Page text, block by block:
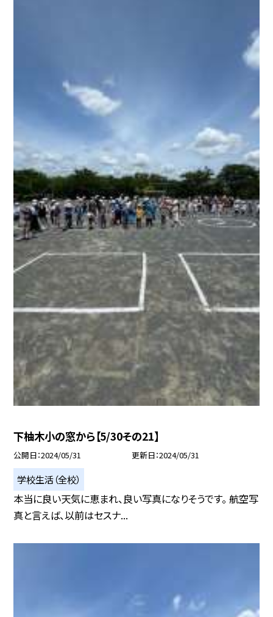
下柚木小の窓から【5/30その21】
公開日 2024/05/31 更新日 2024/05/31
学校生活（全校）
本当に良い天気に恵まれ、良い写真になりそうです。 航空写
真と言えば、以前はセスナ...